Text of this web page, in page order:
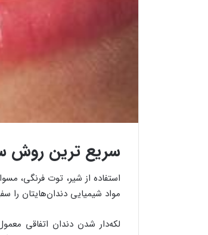
سریع ترین روش
استفاده از شیر، توت فرنگی،
مواد شیمیایی دندان‌هایتان را
لکه‌دار شدن دندان اتفاقی